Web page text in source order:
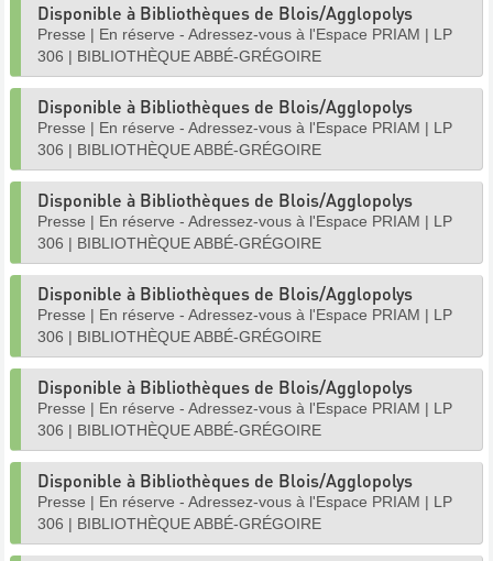
Disponible à Bibliothèques de Blois/Agglopolys
Presse | En réserve - Adressez-vous à l'Espace PRIAM | LP
306 | BIBLIOTHÈQUE ABBÉ-GRÉGOIRE
Disponible à Bibliothèques de Blois/Agglopolys
Presse | En réserve - Adressez-vous à l'Espace PRIAM | LP
306 | BIBLIOTHÈQUE ABBÉ-GRÉGOIRE
Disponible à Bibliothèques de Blois/Agglopolys
Presse | En réserve - Adressez-vous à l'Espace PRIAM | LP
306 | BIBLIOTHÈQUE ABBÉ-GRÉGOIRE
Disponible à Bibliothèques de Blois/Agglopolys
Presse | En réserve - Adressez-vous à l'Espace PRIAM | LP
306 | BIBLIOTHÈQUE ABBÉ-GRÉGOIRE
Disponible à Bibliothèques de Blois/Agglopolys
Presse | En réserve - Adressez-vous à l'Espace PRIAM | LP
306 | BIBLIOTHÈQUE ABBÉ-GRÉGOIRE
Disponible à Bibliothèques de Blois/Agglopolys
Presse | En réserve - Adressez-vous à l'Espace PRIAM | LP
306 | BIBLIOTHÈQUE ABBÉ-GRÉGOIRE